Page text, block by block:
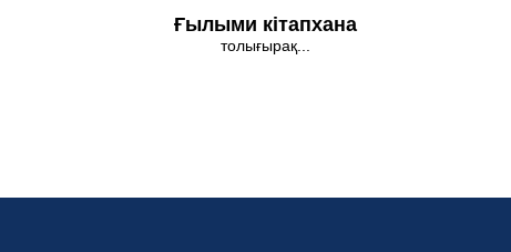
Ғылыми кітапхана
толығырақ...